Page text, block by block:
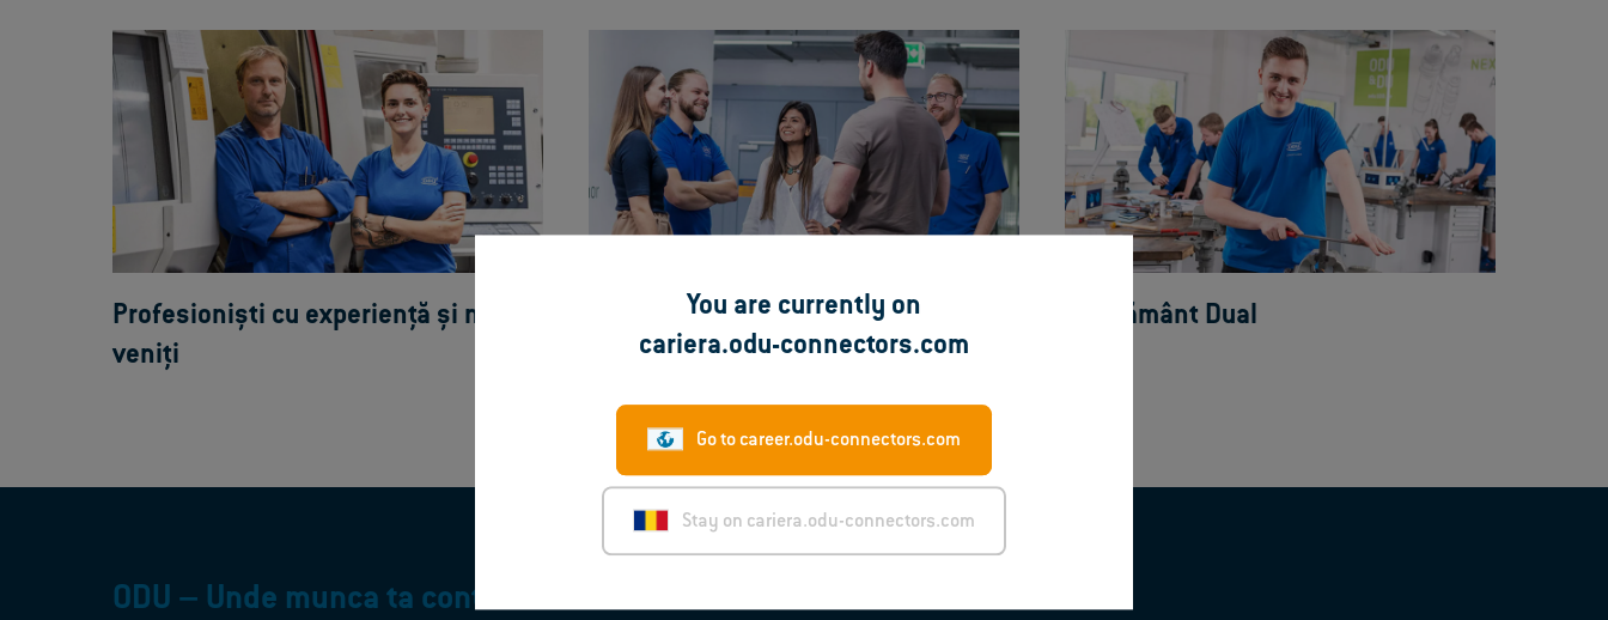
You are currently on
cariera.odu-connectors.com
Go to career.odu-connectors.com
Stay on cariera.odu-connectors.com
Profesioniști cu experiență și nou-
veniți
Învățământ Dual
ODU – Unde munca ta contează